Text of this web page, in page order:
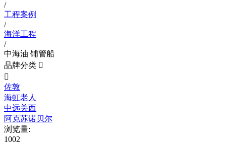
/
工程案例
/
海洋工程
/
中海油 铺管船
品牌分类 

佐敦
海虹老人
中远关西
阿克苏诺贝尔
浏览量:
1002